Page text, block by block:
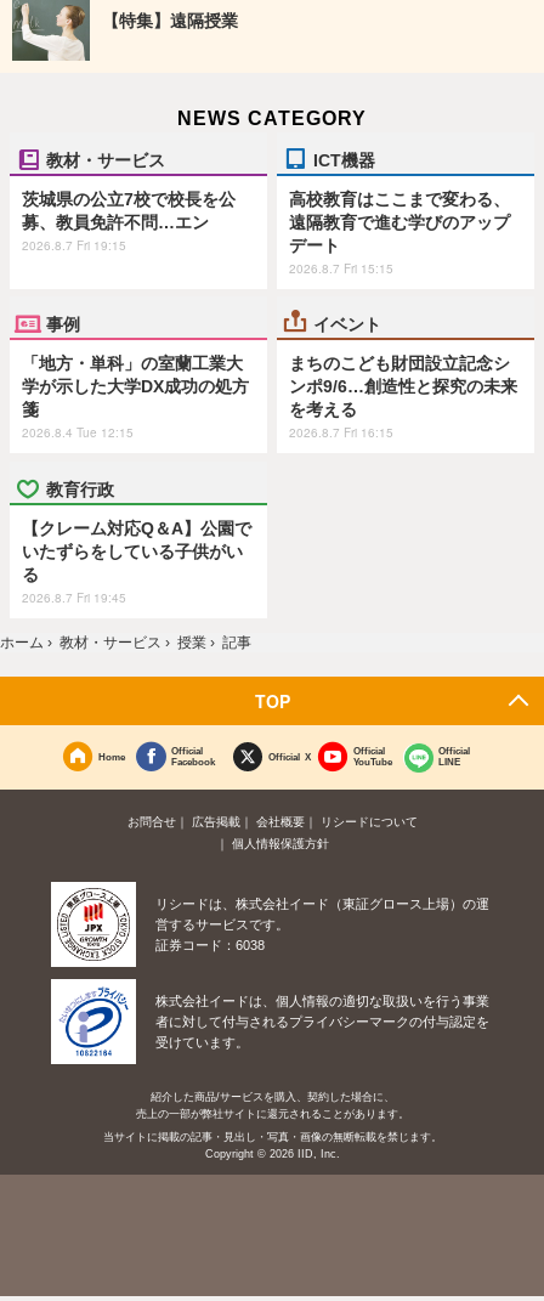
【特集】遠隔授業
NEWS CATEGORY
教材・サービス
茨城県の公立7校で校長を公
募、教員免許不問…エン
2026.8.7 Fri 19:15
ICT機器
高校教育はここまで変わる、
遠隔教育で進む学びのアップ
デート
2026.8.7 Fri 15:15
事例
「地方・単科」の室蘭工業大
学が示した大学DX成功の処方
箋
2026.8.4 Tue 12:15
イベント
まちのこども財団設立記念シ
ンポ9/6…創造性と探究の未来
を考える
2026.8.7 Fri 16:15
教育行政
【クレーム対応Q＆A】公園で
いたずらをしている子供がい
る
2026.8.7 Fri 19:45
ホーム › 教材・サービス › 授業 › 記事
TOP
Home
Official
Facebook
Official X
Official
YouTube
Official
LINE
お問合せ 広告掲載 会社概要
リシードについて
個人情報保護方針
リシードは、株式会社イード（東証グロース上場）の運
営するサービスです。
証券コード：6038
株式会社イードは、個人情報の適切な取扱いを行う事業
者に対して付与されるプライバシーマークの付与認定を
受けています。
紹介した商品/サービスを購入、契約した場合に、
売上の一部が弊社サイトに還元されることがあります。
当サイトに掲載の記事・見出し・写真・画像の無断転載を禁じます。
Copyright © 2026 IID, Inc.